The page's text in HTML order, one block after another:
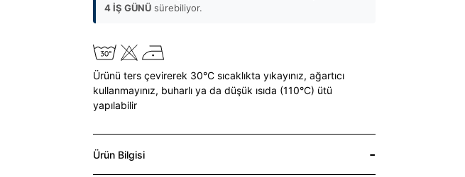
4 İŞ GÜNÜ sürebiliyor.
Ürünü ters çevirerek 30°C sıcaklıkta yıkayınız, ağartıcı
kullanmayınız, buharlı ya da düşük ısıda (110°C) ütü
yapılabilir
Ürün Bilgisi